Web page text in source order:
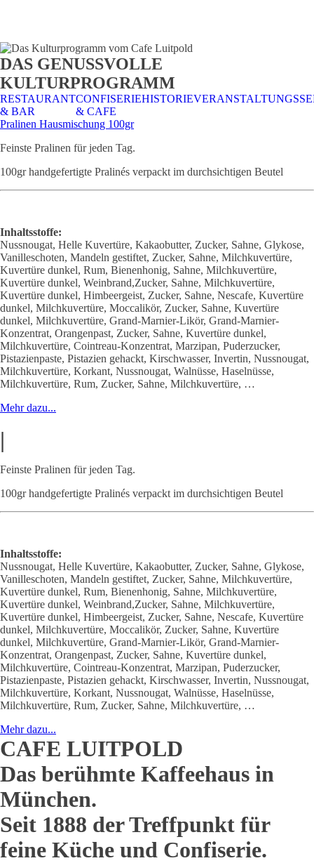
CAFE &
RESTAURANT
TISCHRESERVIERUNG
& KARTE
TISCHRESERVIERUNG
& SPEISEKARTE
DAS GENUSSVOLLE
KULTURPROGRAMM
RESTAURANT
& BAR
CONFISERIE
& CAFE
HISTORIE
Pralinen Hausmischung 100gr
Feinste Pralinen für jeden Tag.
100gr handgefertigte Pralinés verpackt im durchsichtigen Beutel
Inhaltsstoffe:
Nussnougat, Helle Kuvertüre, Kakaobutter, Zucker, Sahne, Glykose,
Vanilleschoten, Mandeln gestiftet, Zucker, Sahne, Milchkuvertüre,
Kuvertüre dunkel, Rum, Bienenhonig, Sahne, Milchkuvertüre,
Kuvertüre dunkel, Weinbrand,Zucker, Sahne, Milchkuvertüre,
Kuvertüre dunkel, Himbeergeist, Zucker, Sahne, Nescafe, Kuvertüre
dunkel, Milchkuvertüre, Moccalikör, Zucker, Sahne, Kuvertüre
dunkel, Milchkuvertüre, Grand-Marnier-Likör, Grand-Marnier-
Konzentrat, Orangenpast, Zucker, Sahne, Kuvertüre dunkel,
Milchkuvertüre, Cointreau-Konzentrat, Marzipan, Puderzucker,
Pistazienpaste, Pistazien gehackt, Kirschwasser, Invertin, Nussnougat,
Milchkuvertüre, Korkant, Nussnougat, Walnüsse, Haselnüsse,
Milchkuvertüre, Rum, Zucker, Sahne, Milchkuvertüre, …
Mehr dazu...
|
Feinste Pralinen für jeden Tag.
100gr handgefertigte Pralinés verpackt im durchsichtigen Beutel
Inhaltsstoffe:
Nussnougat, Helle Kuvertüre, Kakaobutter, Zucker, Sahne, Glykose,
Vanilleschoten, Mandeln gestiftet, Zucker, Sahne, Milchkuvertüre,
Kuvertüre dunkel, Rum, Bienenhonig, Sahne, Milchkuvertüre,
Kuvertüre dunkel, Weinbrand,Zucker, Sahne, Milchkuvertüre,
Kuvertüre dunkel, Himbeergeist, Zucker, Sahne, Nescafe, Kuvertüre
dunkel, Milchkuvertüre, Moccalikör, Zucker, Sahne, Kuvertüre
dunkel, Milchkuvertüre, Grand-Marnier-Likör, Grand-Marnier-
Konzentrat, Orangenpast, Zucker, Sahne, Kuvertüre dunkel,
Milchkuvertüre, Cointreau-Konzentrat, Marzipan, Puderzucker,
Pistazienpaste, Pistazien gehackt, Kirschwasser, Invertin, Nussnougat,
Milchkuvertüre, Korkant, Nussnougat, Walnüsse, Haselnüsse,
Milchkuvertüre, Rum, Zucker, Sahne, Milchkuvertüre, …
Mehr dazu...
CAFE LUITPOLD
Das berühmte Kaffeehaus in
München.
Seit 1888 der Treffpunkt für
feine Küche und Confiserie.